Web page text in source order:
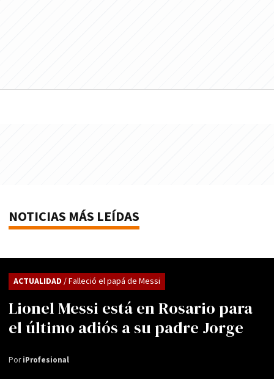
NOTICIAS MÁS LEÍDAS
Lionel Messi está en Rosario para
el último adiós a su padre Jorge
ACTUALIDAD / Falleció el papá de Messi
PoriProfesional